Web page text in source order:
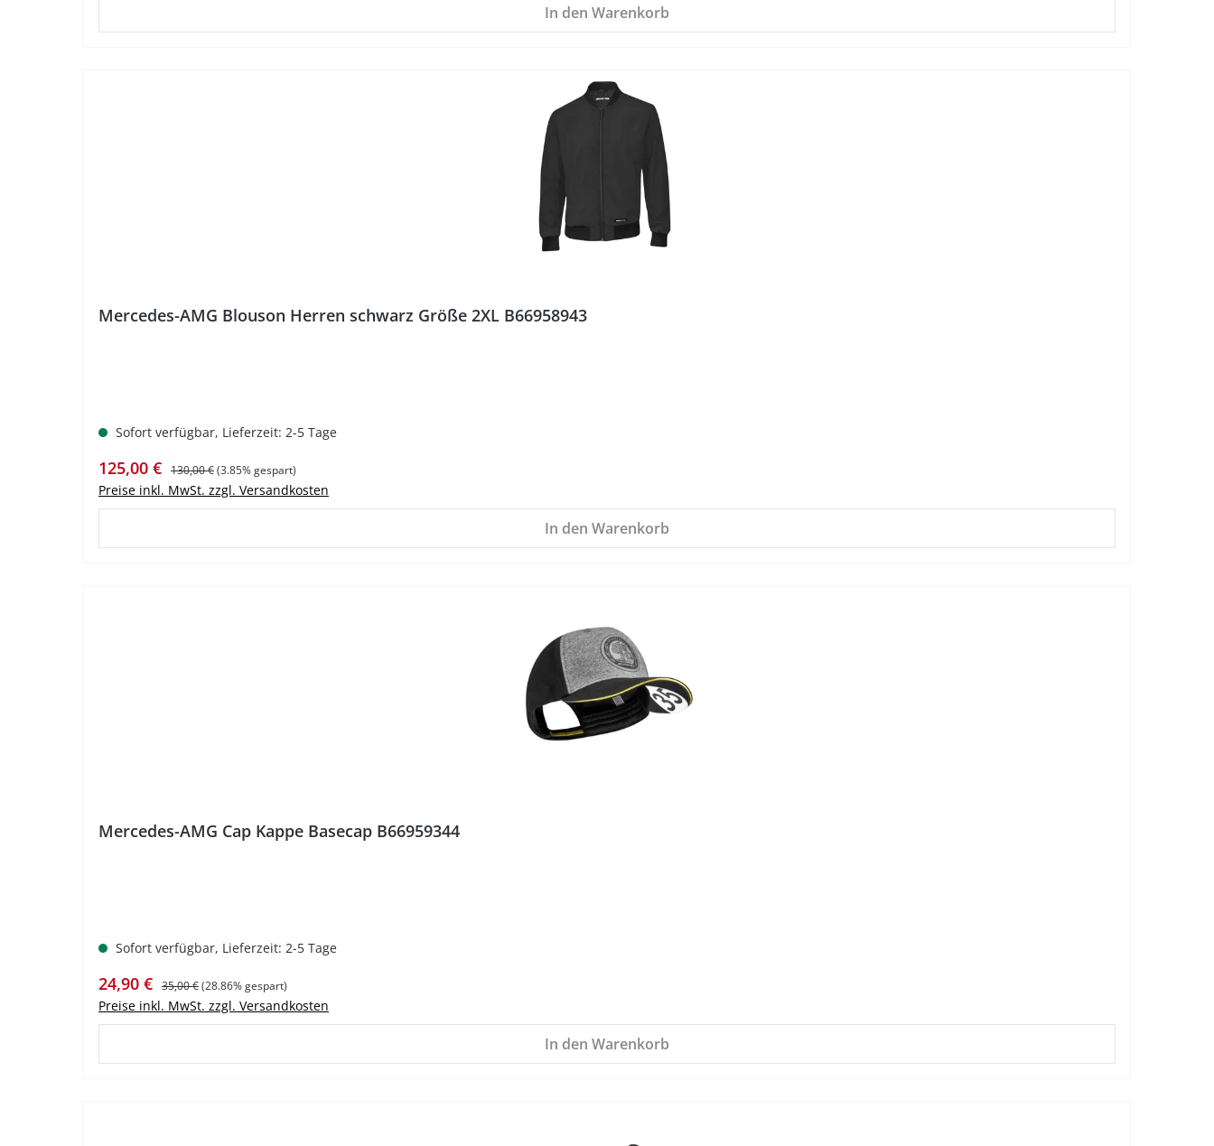
In den Warenkorb
Mercedes-AMG Blouson Herren schwarz Größe 2XL B66958943
Sofort verfügbar, Lieferzeit: 2-5 Tage
Verkaufspreis:
125,00 € Regulärer Preis:
130,00 €(3.85% gespart)
Preise inkl. MwSt. zzgl. Versandkosten
In den Warenkorb
Mercedes-AMG Cap Kappe Basecap B66959344
Sofort verfügbar, Lieferzeit: 2-5 Tage
Verkaufspreis:
24,90 € Regulärer Preis:
35,00 €(28.86% gespart)
Preise inkl. MwSt. zzgl. Versandkosten
In den Warenkorb